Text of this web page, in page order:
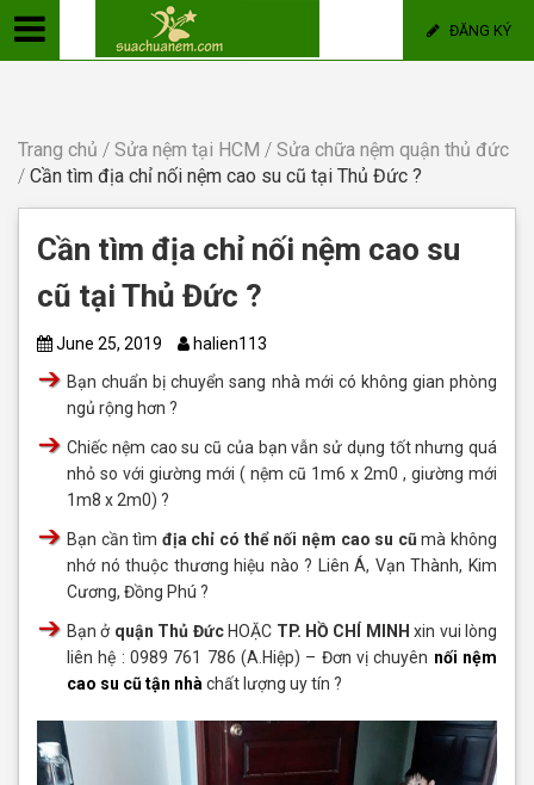
ĐĂNG KÝ
Trang chủ / Sửa nệm tại HCM / Sửa chữa nệm quận thủ đức
/ Cần tìm địa chỉ nối nệm cao su cũ tại Thủ Đức ?
Cần tìm địa chỉ nối nệm cao su
cũ tại Thủ Đức ?
June 25, 2019
halien113
Bạn chuẩn bị chuyển sang nhà mới có không gian phòng
ngủ rộng hơn ?
Chiếc nệm cao su cũ của bạn vẫn sử dụng tốt nhưng quá
nhỏ so với giường mới ( nệm cũ 1m6 x 2m0 , giường mới
1m8 x 2m0) ?
Bạn cần tìm địa chỉ có thể nối nệm cao su cũ mà không
nhớ nó thuộc thương hiệu nào ? Liên Á, Vạn Thành, Kim
Cương, Đồng Phú ?
Bạn ở quận Thủ ĐứcHOẶC TP. HỒ CHÍ MINH xin vui lòng
liên hệ : 0989 761 786 (A.Hiệp) – Đơn vị chuyên nối nệm
cao su cũ tận nhà chất lượng uy tín ?